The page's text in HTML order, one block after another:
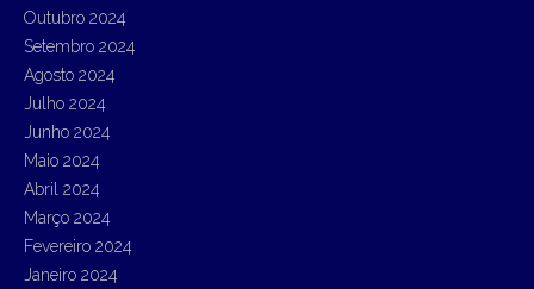
Outubro 2024
Setembro 2024
Agosto 2024
Julho 2024
Junho 2024
Maio 2024
Abril 2024
Março 2024
Fevereiro 2024
Janeiro 2024